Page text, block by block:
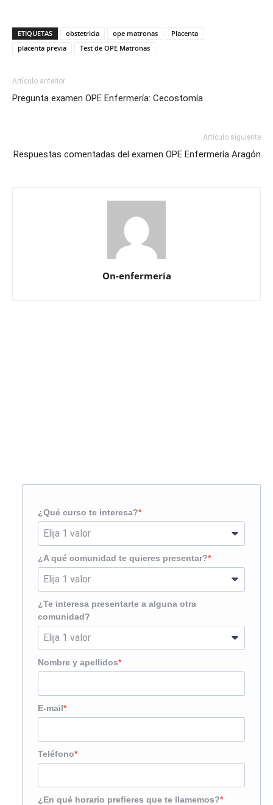
ETIQUETAS obstetricia ope matronas
Placenta
placenta previa
Test de OPE Matronas
Artículo anterior
Pregunta examen OPE Enfermería: Cecostomía
Artículo siguiente
Respuestas comentadas del examen OPE Enfermería Aragón
On-enfermería
¿Qué curso te interesa?
¿A qué comunidad te quieres presentar?
¿Te interesa presentarte a alguna otra
comunidad?
Nombre y apellidos
E-mail
Teléfono
¿En qué horario prefieres que te llamemos?